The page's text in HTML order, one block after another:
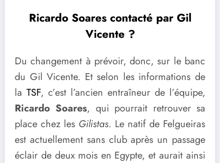
Ricardo Soares contacté par Gil
Vicente ?
Du changement à prévoir, donc, sur le banc
du Gil Vicente. Et selon les informations de
la TSF, c’est l’ancien entraîneur de l’équipe,
Ricardo Soares, qui pourrait retrouver sa
place chez les Gilistas. Le natif de Felgueiras
est actuellement sans club après un passage
éclair de deux mois en Egypte, et aurait ainsi